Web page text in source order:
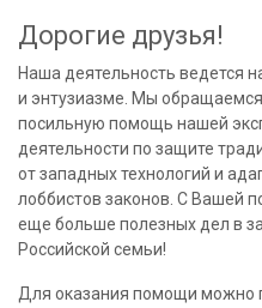
Дорогие друзья!
Наша деятельность ведется
и энтузиазме. Мы
посильную помощь нашей
деятельности по защите
от западных технологий и
лоббистов законов. С
еще больше полезных дел в
Российской семьи!
Для оказания помощи можно